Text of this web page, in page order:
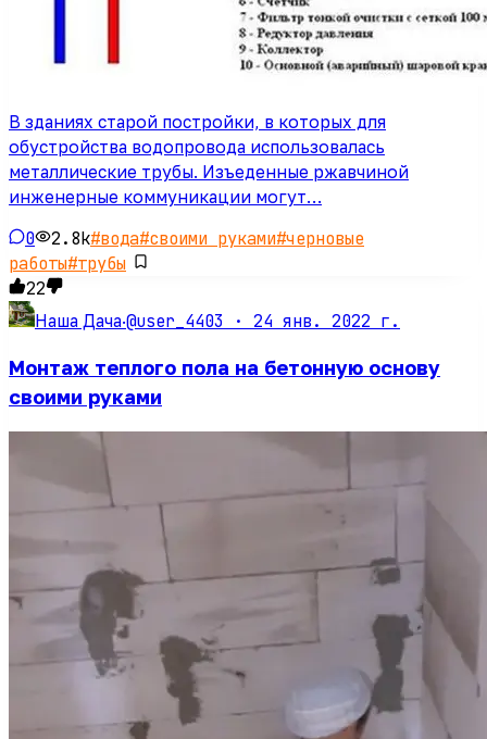
В зданиях старой постройки, в которых для
обустройства водопровода использовалась
металлические трубы. Изъеденные ржавчиной
инженерные коммуникации могут…
0 2.8k#вода#своими руками#черновые
работы#трубы
22
Наша Дача·@user_4403 · 24 янв. 2022 г.
Монтаж теплого пола на бетонную основу
своими руками